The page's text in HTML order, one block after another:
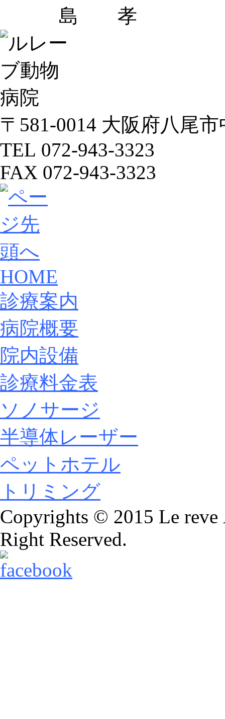
島 孝
〒581-0014 大阪府八尾市
TEL 072-943-3323
FAX 072-943-3323
HOME
診療案内
病院概要
院内設備
診療料金表
ソノサージ
半導体レーザー
ペットホテル
トリミング
Copyrights © 2015 Le
Right Reserved.